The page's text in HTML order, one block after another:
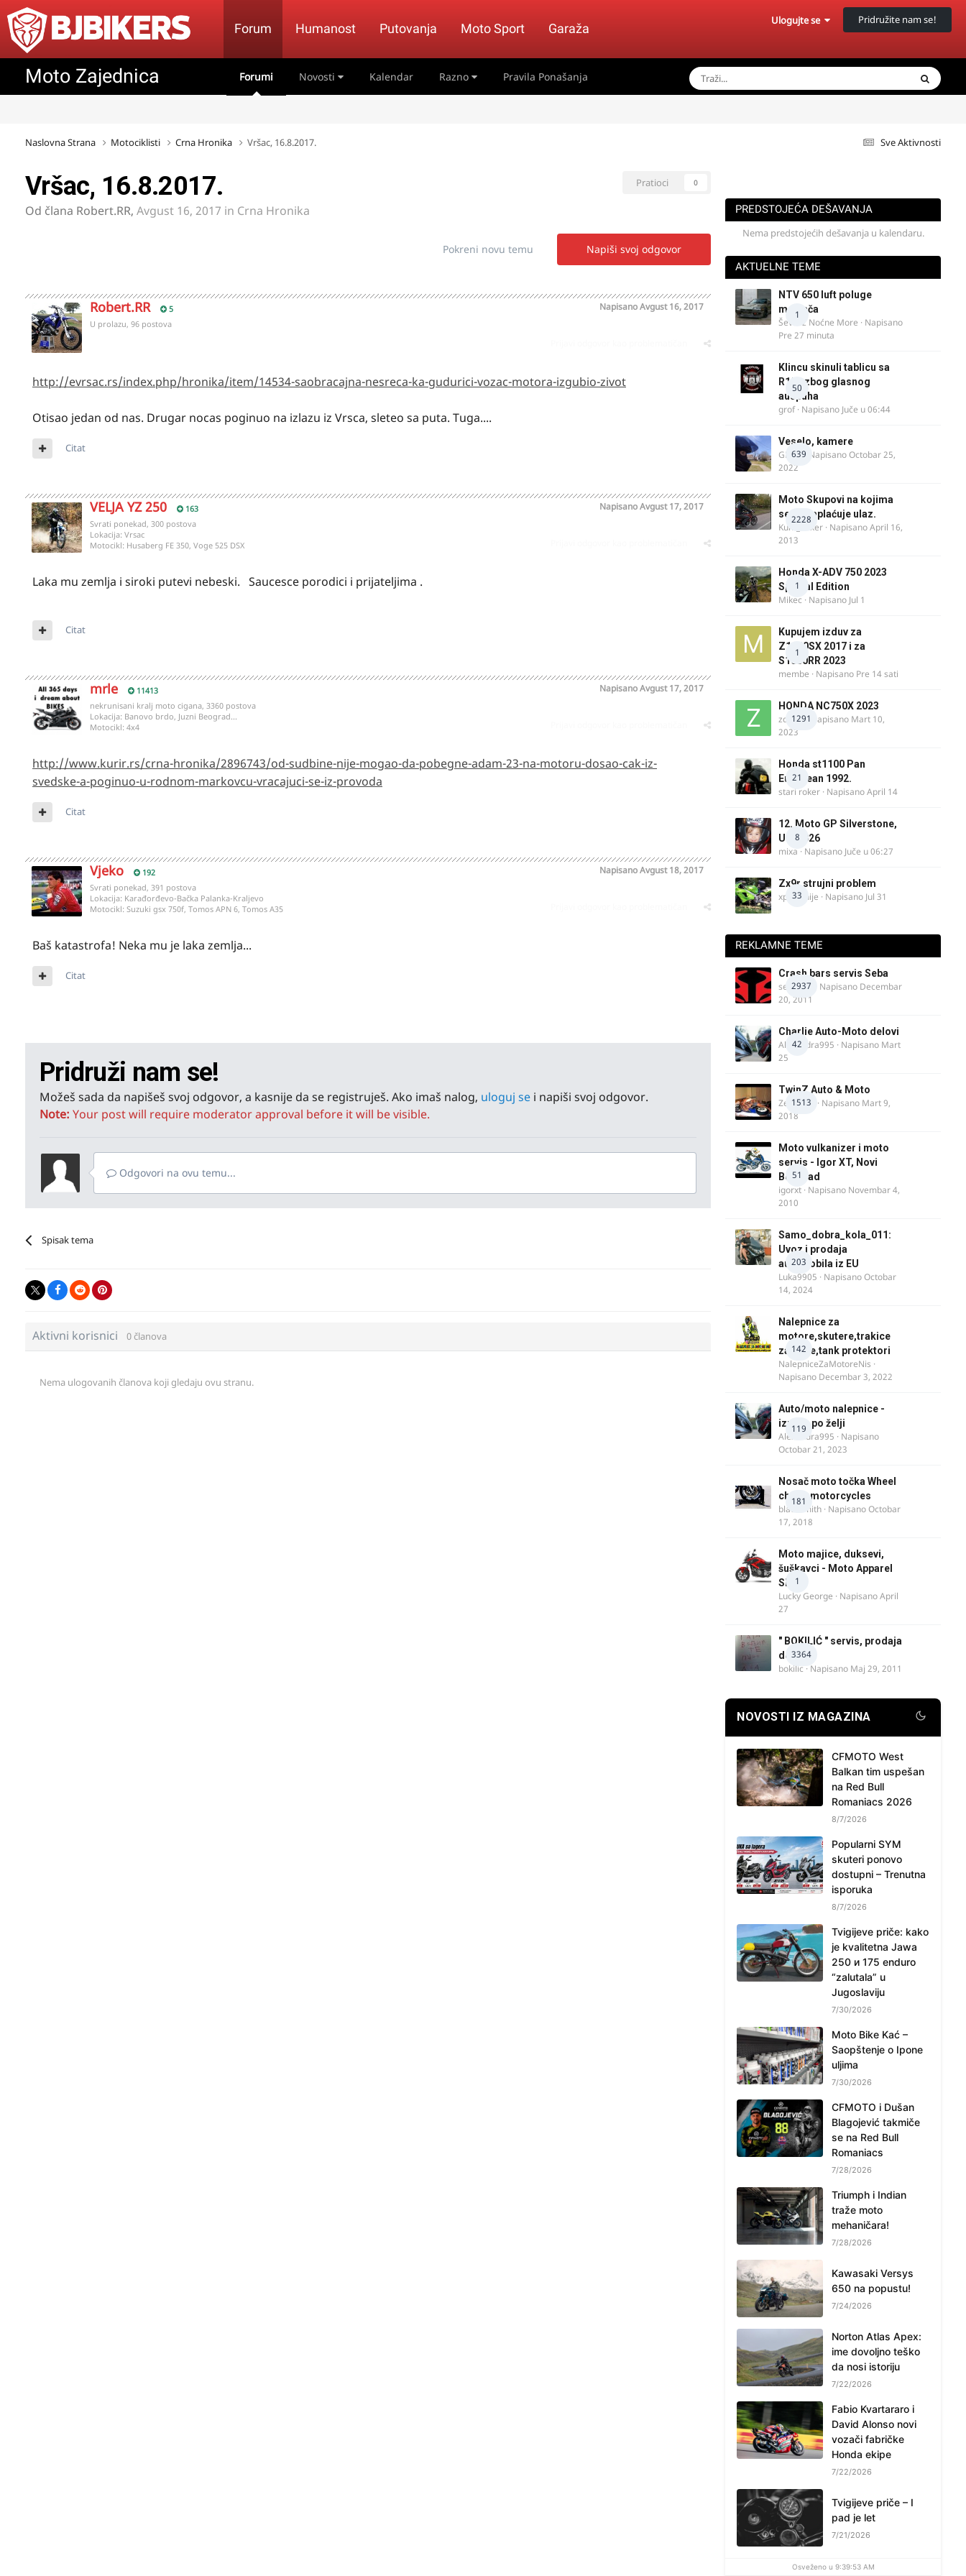
Forum Humanost Putovanja Moto Sport Garaža
Ulogujte se Pridružite nam se!
Moto Zajednica Forumi Novosti Kalendar Razno Pravila Ponašanja
Sve Aktivnosti
Naslovna Strana Motociklisti Crna Hronika Vršac, 16.8.2017.
Pratioci 0
Vršac, 16.8.2017.
Od člana Robert.RR, Avgust 16, 2017 in Crna Hronika
Napiši svoj odgovor
Pokreni novu temu
Robert.RR 5 NapisanoAvgust 16, 2017
U prolazu, 96 postova
http://evrsac.rs/index.php/hronika/item/14534-saobracajna-nesreca-ka-gudurici-vozac-motora-izgubio-zivot
Otisao jedan od nas. Drugar nocas poginuo na izlazu iz Vrsca, sleteo sa puta. Tuga....
Citat
VELJA YZ 250 163 NapisanoAvgust 17, 2017
Svrati ponekad, 300 postova
Lokacija: Vrsac
Motocikl: Husaberg FE 350, Voge 525 DSX
Laka mu zemlja i siroki putevi nebeski. Saucesce porodici i prijateljima .
Citat
mrle 11413 NapisanoAvgust 17, 2017
nekrunisani kralj moto cigana, 3360 postova
Lokacija: Banovo brdo, Juzni Beograd...
Motocikl: 4x4
http://www.kurir.rs/crna-hronika/2896743/od-sudbine-nije-mogao-da-pobegne-adam-23-na-motoru-dosao-cak-iz-
svedske-a-poginuo-u-rodnom-markovcu-vracajuci-se-iz-provoda
Citat
Vjeko 192 NapisanoAvgust 18, 2017
Svrati ponekad, 391 postova
Lokacija: Karađorđevo-Bačka Palanka-Kraljevo
Motocikl: Suzuki gsx 750f, Tomos APN 6, Tomos A35
Baš katastrofa! Neka mu je laka zemlja...
Citat
Pridruži nam se!
Možeš sada da napišeš svoj odgovor, a kasnije da se registruješ. Ako imaš nalog, uloguj se i napiši svoj odgovor.
Note: Your post will require moderator approval before it will be visible.
Odgovori na ovu temu...
Spisak tema
Aktivni korisnici 0 članova
Nema ulogovanih članova koji gledaju ovu stranu.
PREDSTOJEĆA DEŠAVANJA
Nema predstojećih dešavanja u kalendaru.
AKTUELNE TEME
1
NTV 650 luft poluge
menjača
Ševa iz Noćne More · Napisano
Pre 27 minuta
50
Klincu skinuli tablicu sa
R125 zbog glasnog
auspuha
grof· Napisano Juče u 06:44
639
Veselo, kamere
GR 46· NapisanoOctobar 25,
2022
2228
Moto Skupovi na kojima
se ne naplaćuje ulaz.
Kum_Mixer · NapisanoApril 16,
2013
1
Honda X-ADV 750 2023
Special Edition
Mikec · Napisano Jul 1
1
Kupujem izduv za
Z1000SX 2017 i za
S1000RR 2023
membe · Napisano Pre 14 sati
1291
HONDA NC750X 2023
zdelija· Napisano Mart 10,
2023
21
Honda st1100 Pan
European 1992.
stari roker · NapisanoApril 14
8
12. Moto GP Silverstone,
UK, 2026
mixa · Napisano Juče u 06:27
33
Zx9r strujni problem
xpetronije · Napisano Jul 31
REKLAMNE TEME
2937
Crash bars servis Seba
seba011 · Napisano Decembar
20, 2011
42
Charlie Auto-Moto delovi
Alexandra995 · Napisano Mart
25
1513
TwinZ Auto & Moto
Zeljkamp · Napisano Mart 9,
2018
51
Moto vulkanizer i moto
servis - Igor XT, Novi
Beograd
igorxt · Napisano Novembar 4,
2010
203
Samo_dobra_kola_011:
Uvoz i prodaja
automobila iz EU
Luka9905 · NapisanoOctobar
14, 2024
142
Nalepnice za
motore,skutere,trakice
za felne,tank protektori
NalepniceZaMotoreNis ·
Napisano Decembar 3, 2022
119
Auto/moto nalepnice -
izrada po želji
Alexandra995 · Napisano
Octobar 21, 2023
181
Nosač moto točka Wheel
chock motorcycles
blacksmith · NapisanoOctobar
17, 2018
1
Moto majice, duksevi,
šuškavci - Moto Apparel
SRB
Lucky George · NapisanoApril
27
3364
" BOKILIĆ " servis, prodaja
delova
bokilic · Napisano Maj 29, 2011
NOVOSTI IZ MAGAZINA
CFMOTO West
Balkan tim uspešan
na Red Bull
Romaniacs 2026
8/7/2026
Popularni SYM
skuteri ponovo
dostupni – Trenutna
isporuka
8/7/2026
Tvigijeve priče: kako
je kvalitetna Jawa
250 и 175 enduro
“zalutala” u
Jugoslaviju
7/30/2026
Moto Bike Kać –
Saopštenje o Ipone
uljima
7/30/2026
CFMOTO i Dušan
Blagojević takmiče
se na Red Bull
Romaniacs
7/28/2026
Triumph i Indian
traže moto
mehaničara!
7/28/2026
Kawasaki Versys
650 na popustu!
7/24/2026
Norton Atlas Apex:
ime dovoljno teško
da nosi istoriju
7/22/2026
Fabio Kvartararo i
David Alonso novi
vozači fabričke
Honda ekipe
7/22/2026
Tvigijeve priče – I
pad je let
7/21/2026
Osveženo u 9:39:53 AM